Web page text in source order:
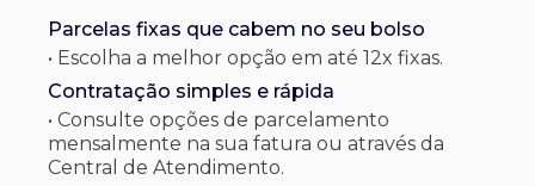
Parcelas fixas que cabem no seu bolso
• Escolha a melhor opção em até 12x fixas.
Contratação simples e rápida
• Consulte opções de parcelamento
mensalmente na sua fatura ou através da
Central de Atendimento.